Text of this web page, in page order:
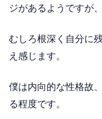
ジがあるようですが
むしろ根深く自分に
え感じます。
僕は内向的な性格故
る程度です。